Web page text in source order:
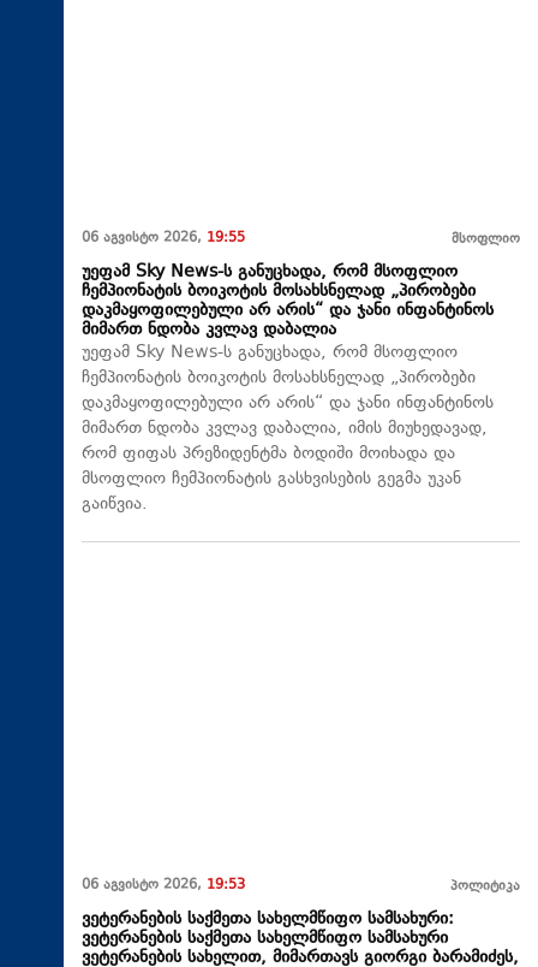
06 აგვისტო 2026, 19:55 მსოფლიო
უეფამ Sky News-ს განუცხადა, რომ მსოფლიო
ჩემპიონატის ბოიკოტის მოსახსნელად „პირობები
დაკმაყოფილებული არ არის“ და ჯანი ინფანტინოს
მიმართ ნდობა კვლავ დაბალია
უეფამ Sky News-ს განუცხადა, რომ მსოფლიო
ჩემპიონატის ბოიკოტის მოსახსნელად „პირობები
დაკმაყოფილებული არ არის“ და ჯანი ინფანტინოს
მიმართ ნდობა კვლავ დაბალია, იმის მიუხედავად,
რომ ფიფას პრეზიდენტმა ბოდიში მოიხადა და
მსოფლიო ჩემპიონატის გასხვისების გეგმა უკან
გაიწვია.
06 აგვისტო 2026, 19:53 პოლიტიკა
ვეტერანების საქმეთა სახელმწიფო სამსახური:
ვეტერანების საქმეთა სახელმწიფო სამსახური
ვეტერანების სახელით, მიმართავს გიორგი ბარამიძეს,